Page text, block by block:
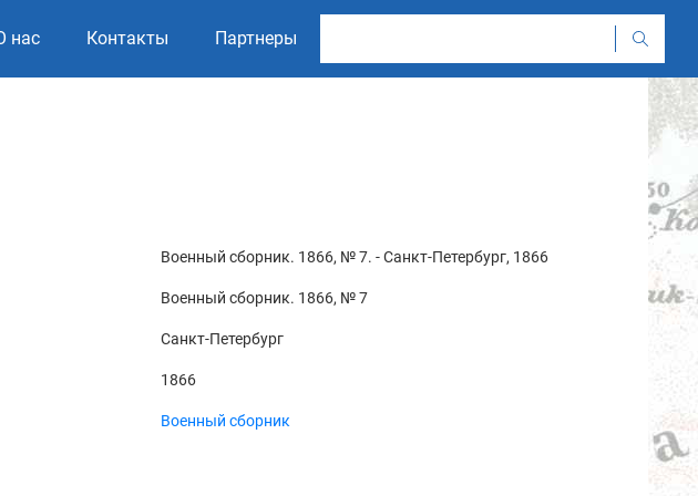
нас Контакты Партнеры
Военный сборник. 1866, № 7. - Санкт-Петербург, 1866
Военный сборник. 1866, № 7
Санкт-Петербург
1866
Военный сборник